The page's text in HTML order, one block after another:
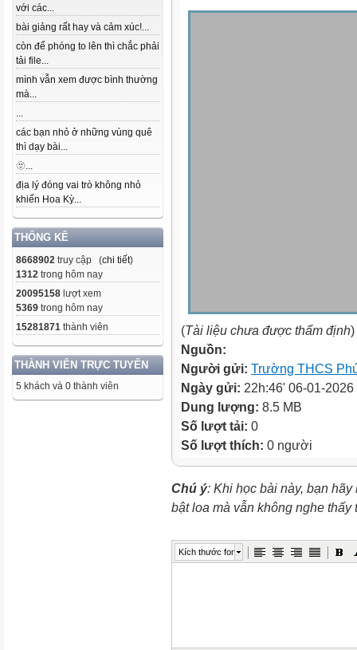
với các...
bài giảng rất hay và cảm xúc!...
còn để phóng to lên thì chắc phải
tải file...
mình vẫn xem được bình thường
mà...
...
các bạn nhỏ ở những vùng quê
thì dạy bài...
🫥...
địa lý đóng vai trò không nhỏ
khiến Hoa Kỳ...
THỐNG KÊ
8668902 truy cập (chi tiết)
1312 trong hôm nay
20095158 lượt xem
5369 trong hôm nay
15281871 thành viên
THÀNH VIÊN TRỰC TUYẾN
5 khách và 0 thành viên
(Tài liệu chưa được thẩm định)
Nguồn:
Người gửi: Trường THCS
Ngày gửi: 22h:46' 06-01-2026
Dung lượng: 8.5 MB
Số lượt tải: 0
Số lượt thích: 0 người
Chú ý: Khi học bài này, bạn
bật loa mà vẫn không nghe
Kích thước font